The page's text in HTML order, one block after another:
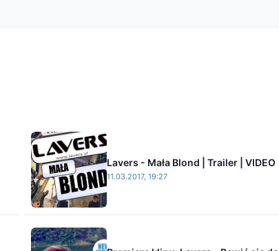
Lavers - Mała Blond | Trailer | VIDEO
11.03.2017, 19:27